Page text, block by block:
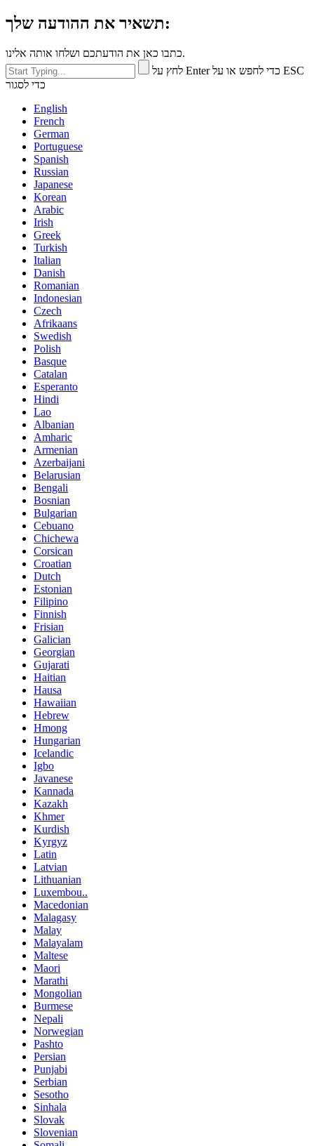
תשאיר את ההודעה שלך:
כתבו כאן את הודעתכם ושלחו אותה אלינו.
לחץ על Enter כדי לחפש או על ESC
כדי לסגור
English
French
German
Portuguese
Spanish
Russian
Japanese
Korean
Arabic
Irish
Greek
Turkish
Italian
Danish
Romanian
Indonesian
Czech
Afrikaans
Swedish
Polish
Basque
Catalan
Esperanto
Hindi
Lao
Albanian
Amharic
Armenian
Azerbaijani
Belarusian
Bengali
Bosnian
Bulgarian
Cebuano
Chichewa
Corsican
Croatian
Dutch
Estonian
Filipino
Finnish
Frisian
Galician
Georgian
Gujarati
Haitian
Hausa
Hawaiian
Hebrew
Hmong
Hungarian
Icelandic
Igbo
Javanese
Kannada
Kazakh
Khmer
Kurdish
Kyrgyz
Latin
Latvian
Lithuanian
Luxembou..
Macedonian
Malagasy
Malay
Malayalam
Maltese
Maori
Marathi
Mongolian
Burmese
Nepali
Norwegian
Pashto
Persian
Punjabi
Serbian
Sesotho
Sinhala
Slovak
Slovenian